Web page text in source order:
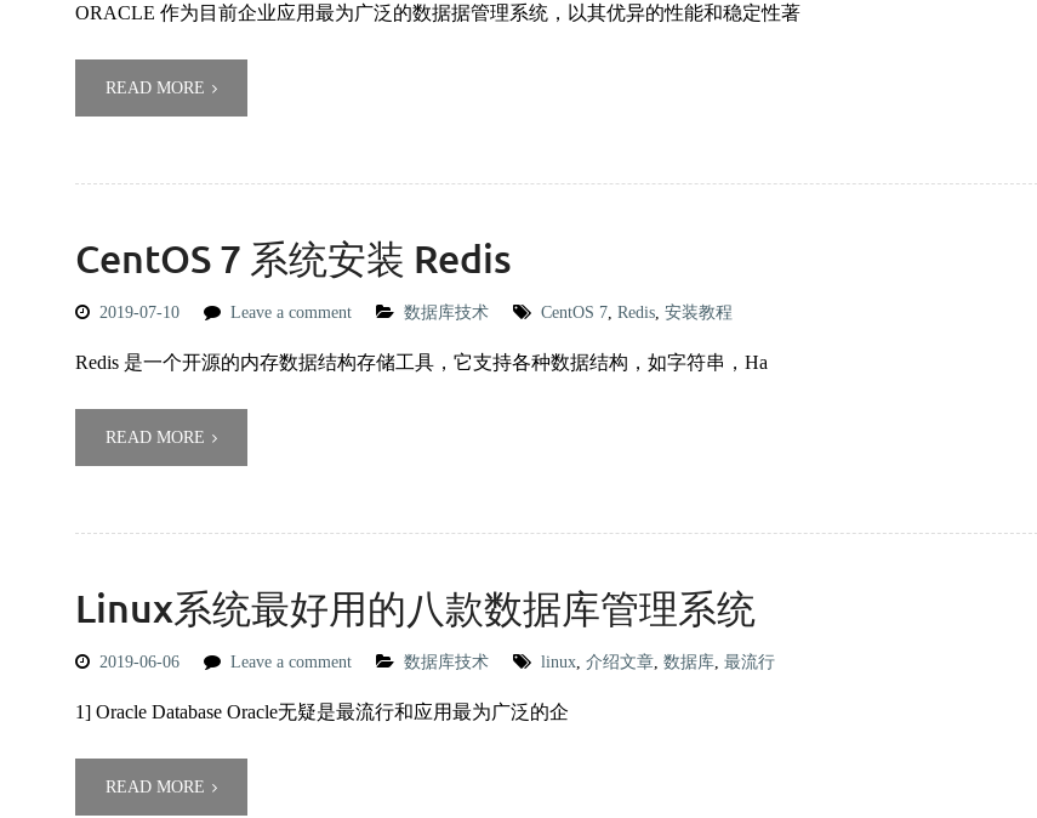
ORACLE 作为目前企业应用最为广泛的数据据管理系统，以其优异的性能和稳定性著
READ MORE
CentOS 7 系统安装 Redis
2019-07-10 Leave a comment 数据库技术 CentOS 7, Redis, 安装教程
Redis 是一个开源的内存数据结构存储工具，它支持各种数据结构，如字符串，Ha
READ MORE
Linux系统最好用的八款数据库管理系统
2019-06-06 Leave a comment 数据库技术 linux, 介绍文章, 数据库, 最流行
1] Oracle Database Oracle无疑是最流行和应用最为广泛的企
READ MORE